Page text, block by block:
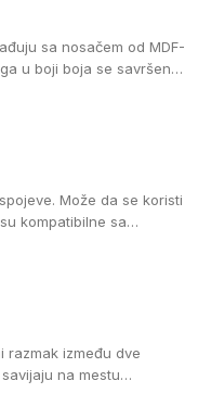
sa nosačem od MDF-
u boji boja se savršeno
Može da se koristi
kompatibilne sa
razmak između dve
na mestu